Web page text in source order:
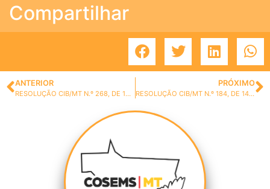
Compartilhar
ANTERIOR
RESOLUÇÃO CIB/MT N.º 268, DE 14 DE JUNHO DE 2022
PRÓXIMO
RESOLUÇÃO CIB/MT N.º 184, DE 14 DE JUNHO DE 2022